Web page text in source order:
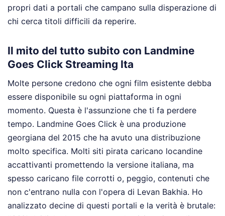
propri dati a portali che campano sulla disperazione di
chi cerca titoli difficili da reperire.
Il mito del tutto subito con Landmine
Goes Click Streaming Ita
Molte persone credono che ogni film esistente debba
essere disponibile su ogni piattaforma in ogni
momento. Questa è l'assunzione che ti fa perdere
tempo. Landmine Goes Click è una produzione
georgiana del 2015 che ha avuto una distribuzione
molto specifica. Molti siti pirata caricano locandine
accattivanti promettendo la versione italiana, ma
spesso caricano file corrotti o, peggio, contenuti che
non c'entrano nulla con l'opera di Levan Bakhia. Ho
analizzato decine di questi portali e la verità è brutale: